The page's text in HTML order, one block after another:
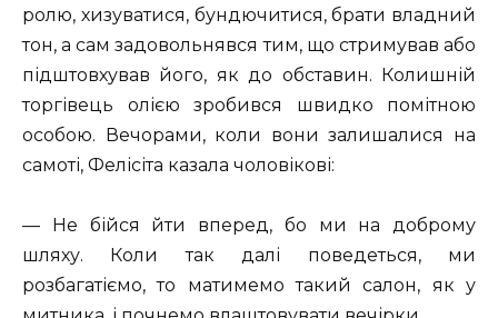
ролю, хизуватися, бундючитися, брати владний
тон, а сам задовольнявся тим, що стримував або
підштовхував його, як до обставин. Колишній
торгівець олією зробився швидко помітною
особою. Вечорами, коли вони залишалися на
самоті, Фелісіта казала чоловікові:
— Не бійся йти вперед, бо ми на доброму
шляху. Коли так далі поведеться, ми
розбагатіємо, то матимемо такий салон, як у